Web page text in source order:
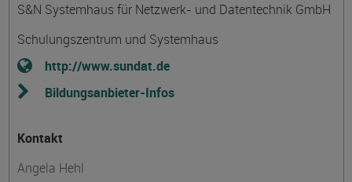
S&N Systemhaus für Netzwerk- und Datentechnik GmbH
Schulungszentrum und Systemhaus
http://www.sundat.de
Bildungsanbieter-Infos
Kontakt
Angela Hehl